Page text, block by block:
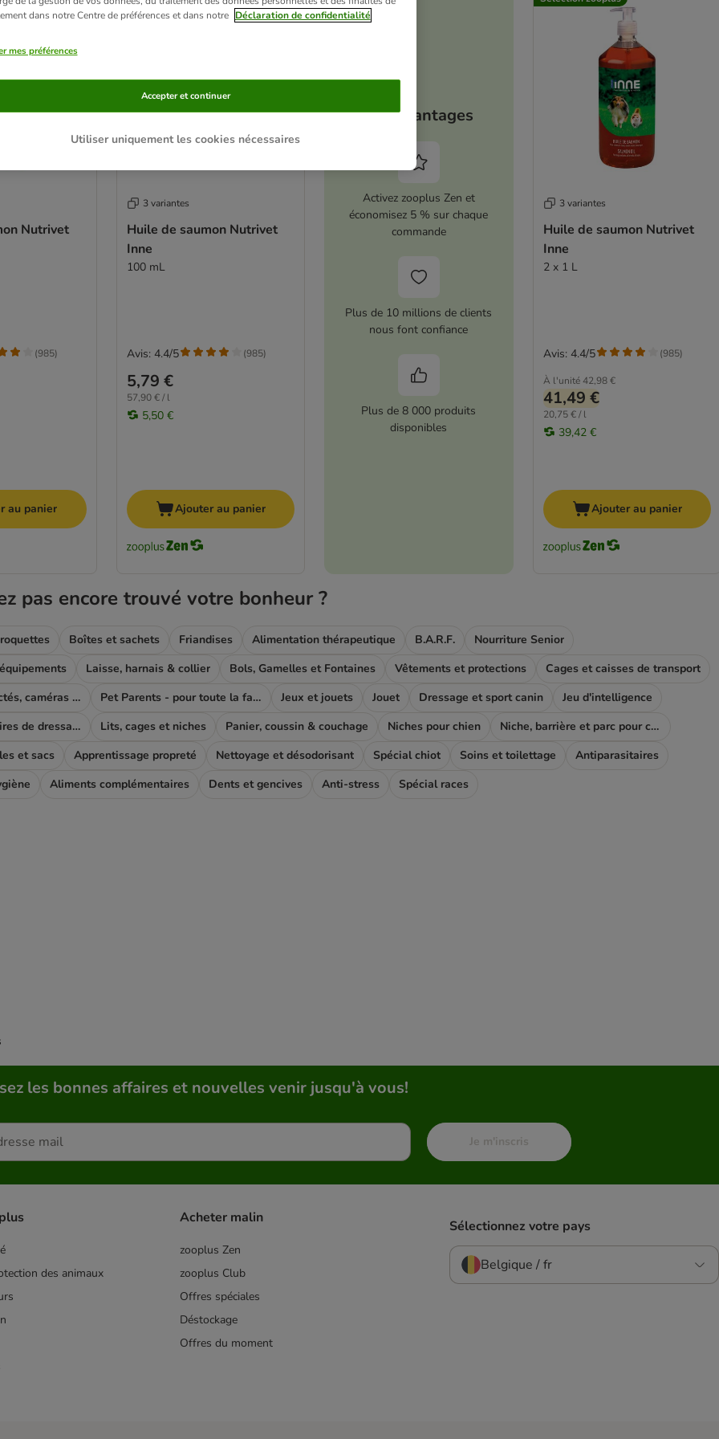
Nutrivet
(985)
au panier
3 variantes
Huile de saumon Nutrivet
Inne
100 mL
5,79 €
57,90 € / l
5,50 €
Avis: 4.4/5 (985)
Ajouter au panier
Vos avantages
Activez zooplus Zen et
économisez 5 % sur chaque
commande
Plus de 10 millions de clients
nous font confiance
Plus de 8 000 produits
disponibles
3 variantes
Huile de saumon Nutrivet
Inne
2 x 1 L
À l'unité 42,98 €
41,49 €
20,75 € / l
39,42 €
Avis: 4.4/5 (985)
Ajouter au panier
pas encore trouvé votre bonheur ?
Boîtes et sachets Friandises Alimentation thérapeutique B.A.R.F.
Nourriture Senior
Laisse, harnais & collier Bols, Gamelles et Fontaines Vêtements et protections
Cages et caisses de transport
Produits connectés, caméras et GPS
Pet Parents - pour toute la famille Jeux et jouets Jouet Dressage et sport canin
Jeu d'intelligence
Autres accessoires de dressage
Lits, cages et niches Panier, coussin & couchage Niches pour chien
Niche, barrière et parc pour chien
et sacs Apprentissage propreté Nettoyage et désodorisant Spécial chiot Soins et toilettage
Antiparasitaires
Aliments complémentaires Dents et gencives Anti-stress Spécial races
les bonnes affaires et nouvelles venir jusqu'à vous!
Je m'inscris
des animaux
Acheter malin
zooplus Zen
zooplus Club
Offres spéciales
Déstockage
Offres du moment
Sélectionnez votre pays
Belgique / fr
dans notre Centre de préférences et dans notre Déclaration de confidentialité
mes préférences
Utiliser uniquement les cookies nécessaires
Accepter et continuer